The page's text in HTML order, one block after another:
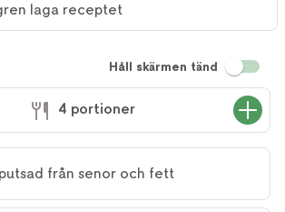
laga receptet
Håll skärmen tänd
4 portioner
från senor och fett